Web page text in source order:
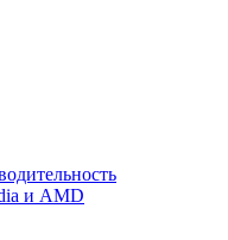
и AMD